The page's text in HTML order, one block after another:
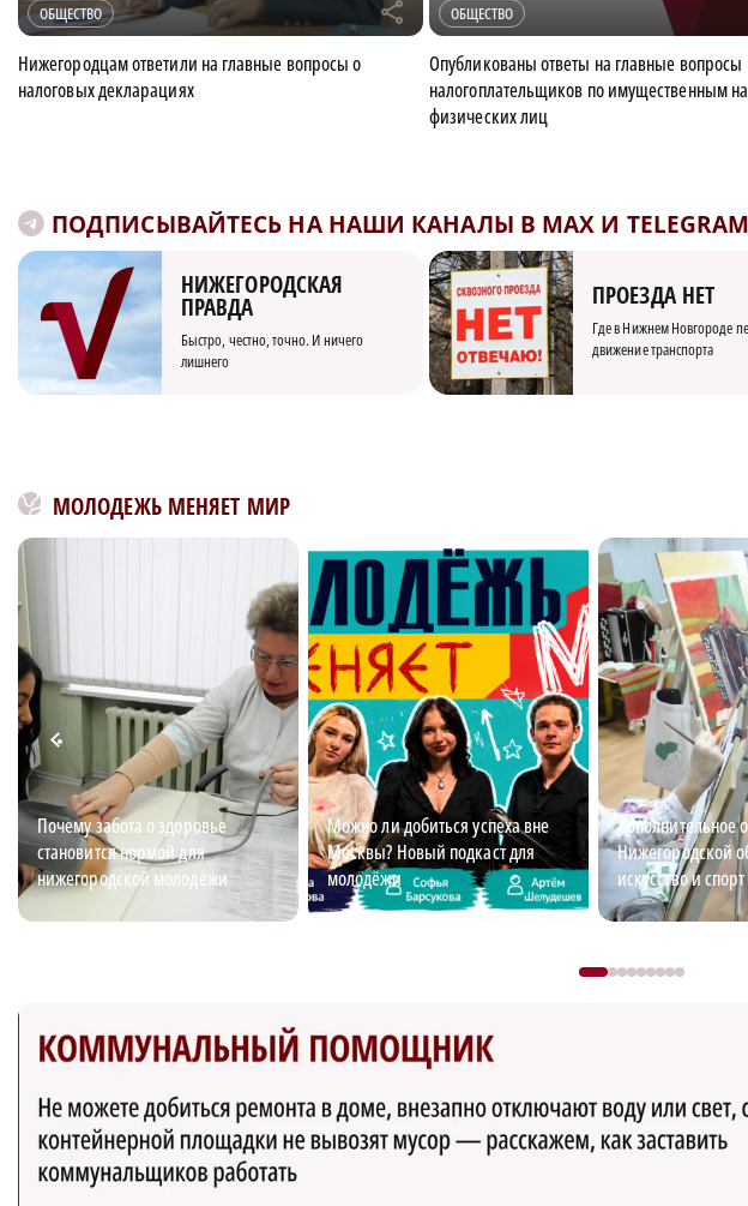
ОБЩЕСТВО r
Нижегородцам ответили на главные вопросы о
налоговых декларациях
ОБЩЕСТВО
Опубликованы ответы на главные вопросы
налогоплательщиков по имущественным
физических лиц
ПОДПИСЫВАЙТЕСЬ НА НАШИ КАНАЛЫ В MAX И
НИЖЕГОРОДСКАЯ
ПРАВДА
Быстро, честно, точно. И ничего
лишнего
ПРОЕЗДА НЕТ
Где в Нижнем Новгороде
движение транспорта
МОЛОДЕЖЬ МЕНЯЕТ МИР
Почему забота о здоровье
становится нормой для
нижегородской молодёжи
Можно ли добиться успеха вне
Москвы? Новый подкаст для
молодёжи
Дополнительное
Нижегородской
искусство и спорт